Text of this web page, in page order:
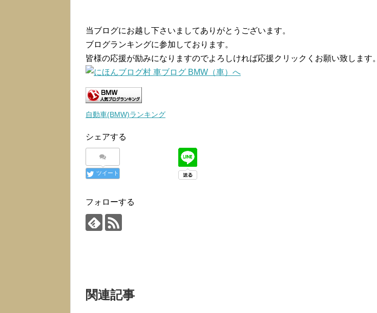
当ブログにお越し下さいましてありがとうございます。
ブログランキングに参加しております。
皆様の応援が励みになりますのでよろしければ応援クリックくお願い致します。
自動車(BMW)ランキング
シェアする
ツイート
フォローする
関連記事